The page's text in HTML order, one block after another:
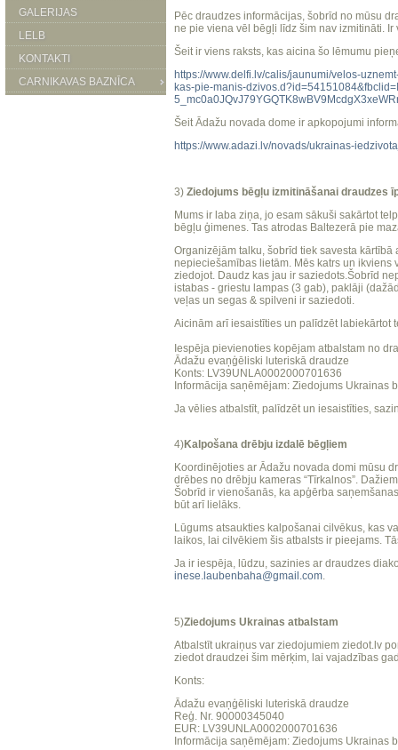
GALERIJAS
LELB
KONTAKTI
CARNIKAVAS BAZNĪCA
Pēc draudzes informācijas, šobrīd no mūsu
ne pie viena vēl bēgļi līdz šim nav izmitināti.
Šeit ir viens raksts, kas aicina šo lēmumu
https://www.delfi.lv/calis/jaunumi/velos-
kas-pie-manis-
Šeit Ādažu novada dome ir apkopojumi
https://www.adazi.lv/novads/ukrainas-
3) Ziedojums bēgļu izmitināšanai draudzes
Mums ir laba ziņa, jo esam sākuši sakārtot
bēgļu ģimenes. Tas atrodas Baltezerā pie
Organizējām talku, šobrīd tiek savesta
nepieciešamības lietām. Mēs katrs un
ziedojot. Daudz kas jau ir saziedots.Šobrīd
istabas - griestu lampas (3 gab), paklāji
veļas un segas & spilveni ir saziedoti.
Aicinām arī iesaistīties un palīdzēt labiekārtot
Iespēja pievienoties kopējam atbalstam no
Ādažu evaņģēliski luteriskā draudze
Konts: LV39UNLA0002000701636
Informācija saņēmējam: Ziedojums Ukrainas
Ja vēlies atbalstīt, palīdzēt un iesaistīties,
4)Kalpošana drēbju izdalē bēgļiem
Koordinējoties ar Ādažu novada domi mūsu
drēbes no drēbju kameras “Tīrkalnos”.
Šobrīd ir vienošanās, ka apģērba
būt arī lielāks.
Lūgums atsaukties kalpošanai cilvēkus, kas
laikos, lai cilvēkiem šis atbalsts ir pieejams.
Ja ir iespēja, lūdzu, sazinies ar draudzes
inese.laubenbaha@gmail.com.
5)Ziedojums Ukrainas atbalstam
Atbalstīt ukraiņus var ziedojumiem ziedot.lv
ziedot draudzei šim mērķim, lai vajadzības
Konts:
Ādažu evaņģēliski luteriskā draudze
Reģ. Nr. 90000345040
EUR: LV39UNLA0002000701636
Informācija saņēmējam: Ziedojums Ukrainas